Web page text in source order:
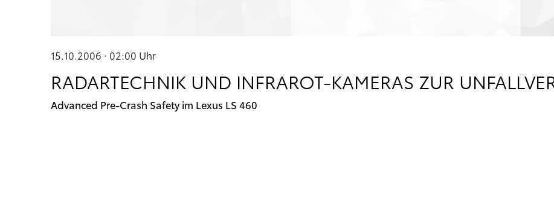
15.10.2006 · 02:00 Uhr
RADARTECHNIK UND INFRAROT-KAMERAS ZUR
Advanced Pre-Crash Safety im Lexus LS 460